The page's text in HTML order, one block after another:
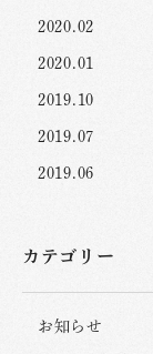
2020.02
2020.01
2019.10
2019.07
2019.06
カテゴリー
お知らせ